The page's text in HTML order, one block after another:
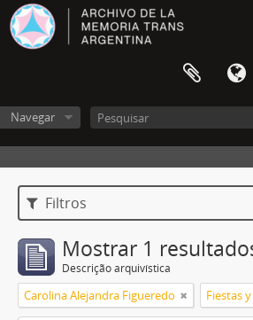
Navegar
Filtros
Mostrar 1
Descrição arquivística
Carolina Alejandra Figueredo Fiestas